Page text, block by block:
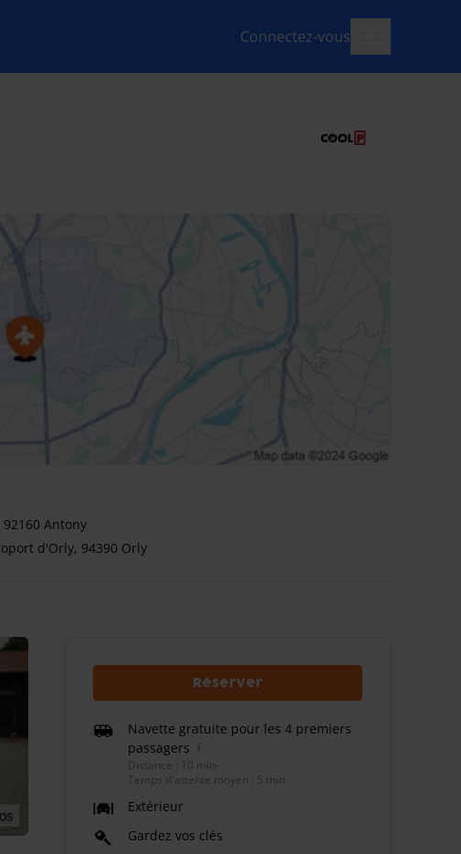
Connectez-vous
92160 Antony
d'Orly, 94390 Orly
Réserver
Navette gratuite pour les 4 premiers
passagers
Distance : 10 min
Temps d'attente moyen : 5 min
Extérieur
Gardez vos clés